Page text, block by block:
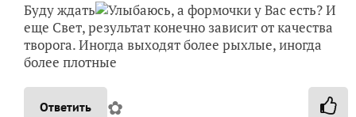
Буду ждать
, а формочки у Вас есть? И
еще Свет, результат конечно зависит от качества
творога. Иногда выходят более рыхлые, иногда
более плотные
Ответить ✿